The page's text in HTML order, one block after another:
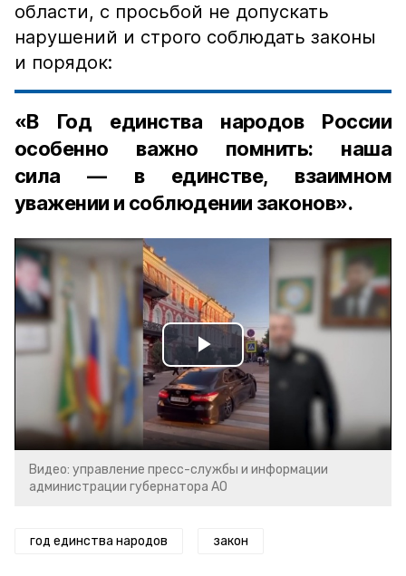
области, с просьбой не допускать
нарушений и строго соблюдать законы
и порядок:
«В Год единства народов России
особенно важно помнить: наша
сила — в единстве, взаимном
уважении и соблюдении законов».
Play
Video
Видео: управление пресс-службы и информации
администрации губернатора АО
год единства народов закон